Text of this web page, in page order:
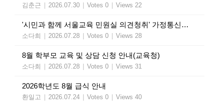
김춘근 2026.07.30 Votes 0 Views 22
'시민과 함께 서울교육 민원실 의견청취' 가정통신문(교육청)
소다희 2026.07.28 Votes 0 Views 28
8월 학부모 교육 및 상담 신청 안내(교육청)
소다희 2026.07.28 Votes 0 Views 31
2026학년도 8월 급식 안내
환일고 2026.07.24 Votes 0 Views 40